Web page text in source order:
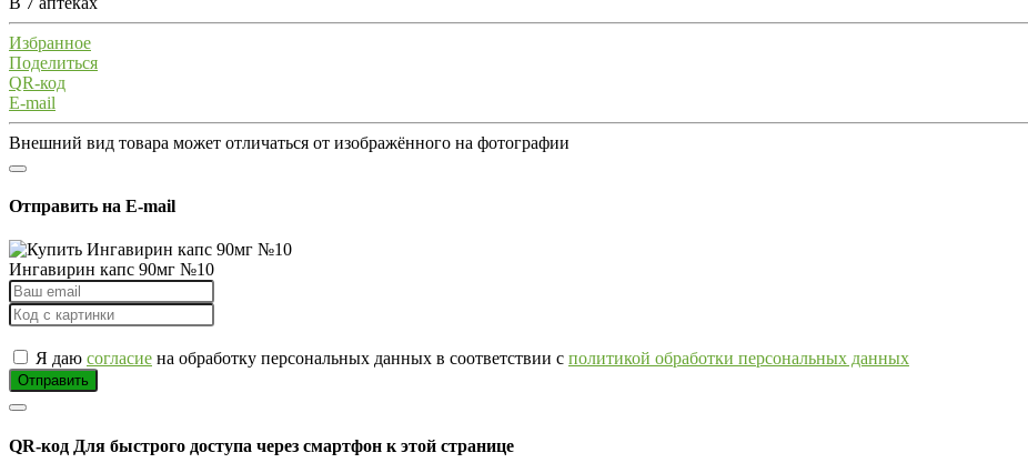
Избранное
Поделиться
QR-код
E-mail
Внешний вид товара может отличаться от изображённого на фотографии
Отправить на E-mail
Ингавирин капс 90мг №10
Я даю согласие на обработку персональных данных в соответствии с политикой обработки персональных данных
Отправить
QR-код Для быстрого доступа через смартфон к этой странице